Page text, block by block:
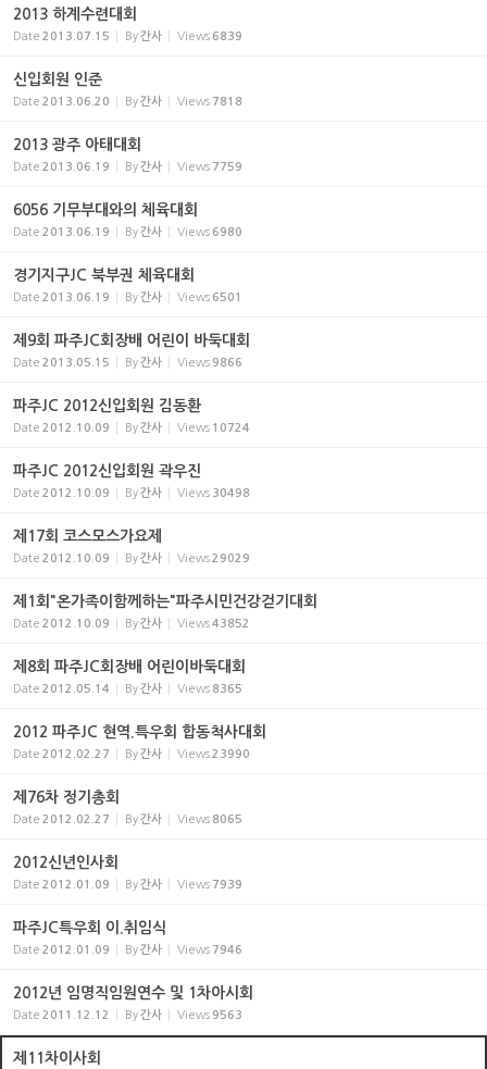
2013 하계수련대회
Date 2013.07.15 By간사 Views 6839
신입회원 인준
Date 2013.06.20 By간사 Views 7818
2013 광주 아태대회
Date 2013.06.19 By간사 Views 7759
6056 기무부대와의 체육대회
Date 2013.06.19 By간사 Views 6980
경기지구JC 북부권 체육대회
Date 2013.06.19 By간사 Views 6501
제9회 파주JC회장배 어린이 바둑대회
Date 2013.05.15 By간사 Views 9866
파주JC 2012신입회원 김동환
Date 2012.10.09 By간사 Views 10724
파주JC 2012신입회원 곽우진
Date 2012.10.09 By간사 Views 30498
제17회 코스모스가요제
Date 2012.10.09 By간사 Views29029
제1회"온가족이함께하는"파주시민건강걷기대회
Date 2012.10.09 By간사 Views43852
제8회 파주JC회장배 어린이바둑대회
Date 2012.05.14 By간사 Views 8365
2012 파주JC 현역.특우회 합동척사대회
Date 2012.02.27 By간사 Views23990
제76차 정기총회
Date 2012.02.27 By간사 Views 8065
2012신년인사회
Date 2012.01.09 By간사 Views 7939
파주JC특우회 이.취임식
Date 2012.01.09 By간사 Views 7946
2012년 임명직임원연수 및 1차아시회
Date 2011.12.12 By간사 Views 9563
제11차이사회